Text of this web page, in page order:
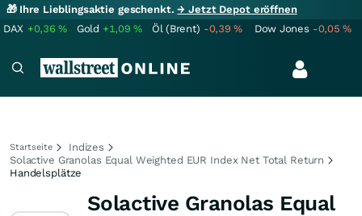
🎁 Ihre Lieblingsaktie geschenkt.→ Jetzt Depot eröffnen
DAX +0,36% Gold +1,09% Öl (Brent) -0,39% Dow Jones -0,05%
Startseite
Indizes
Solactive Granolas Equal Weighted EUR Index Net Total Return
Handelsplätze
Solactive Granolas Equal